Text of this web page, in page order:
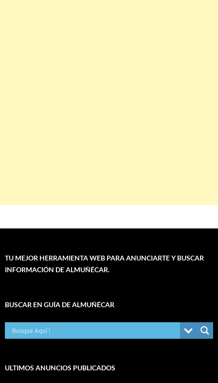
TU MEJOR HERRAMIENTA WEB PARA ANUNCIARTE Y BUSCAR
INFORMACIÓN DE ALMUÑÉCAR.
BUSCAR EN GUÍA DE ALMUÑÉCAR
ULTIMOS ANUNCIOS PUBLICADOS